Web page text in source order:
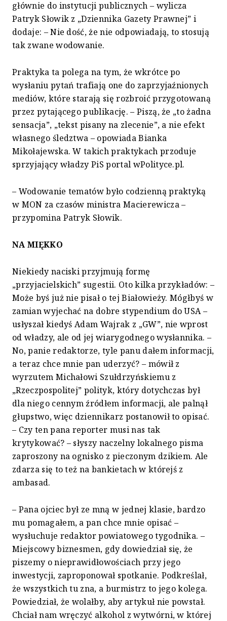
głównie do instytucji publicznych – wylicza
Patryk Słowik z „Dziennika Gazety Prawnej” i
dodaje: – Nie dość, że nie odpowiadają, to stosują
tak zwane wodowanie.
Praktyka ta polega na tym, że wkrótce po
wysłaniu pytań trafiają one do zaprzyjaźnionych
mediów, które starają się rozbroić przygotowaną
przez pytającego publikację. – Piszą, że „to żadna
sensacja”, „tekst pisany na zlecenie”, a nie efekt
własnego śledztwa – opowiada Bianka
Mikołajewska. W takich praktykach przoduje
sprzyjający władzy PiS portal wPolityce.pl.
– Wodowanie tematów było codzienną praktyką
w MON za czasów ministra Macierewicza –
przypomina Patryk Słowik.
NA MIĘKKO
Niekiedy naciski przyjmują formę
„przyjacielskich” sugestii. Oto kilka przykładów: –
Może byś już nie pisał o tej Białowieży. Mógłbyś w
zamian wyjechać na dobre stypendium do USA –
usłyszał kiedyś Adam Wajrak z „GW”, nie wprost
od władzy, ale od jej wiarygodnego wysłannika. –
No, panie redaktorze, tyle panu dałem informacji,
a teraz chce mnie pan uderzyć? – mówił z
wyrzutem Michałowi Szułdrzyńskiemu z
„Rzeczpospolitej” polityk, który dotychczas był
dla niego cennym źródłem informacji, ale palnął
głupstwo, więc dziennikarz postanowił to opisać.
– Czy ten pana reporter musi nas tak
krytykować? – słyszy naczelny lokalnego pisma
zaproszony na ognisko z pieczonym dzikiem. Ale
zdarza się to też na bankietach w którejś z
ambasad.
– Pana ojciec był ze mną w jednej klasie, bardzo
mu pomagałem, a pan chce mnie opisać –
wysłuchuje redaktor powiatowego tygodnika. –
Miejscowy biznesmen, gdy dowiedział się, że
piszemy o nieprawidłowościach przy jego
inwestycji, zaproponował spotkanie. Podkreślał,
że wszystkich tu zna, a burmistrz to jego kolega.
Powiedział, że wolałby, aby artykuł nie powstał.
Chciał nam wręczyć alkohol z wytwórni, w której